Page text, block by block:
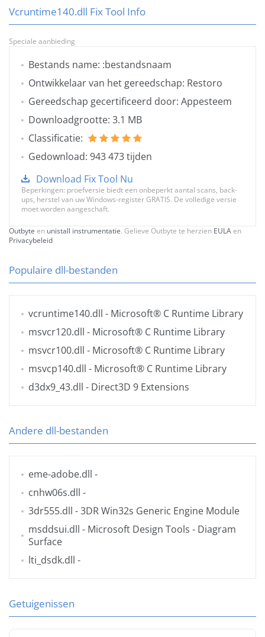
Vcruntime140.dll Fix Tool Info
Speciale aanbieding
Bestands name: :bestandsnaam
Ontwikkelaar van het gereedschap: Restoro
Gereedschap gecertificeerd door: Appesteem
Downloadgrootte: 3.1 MB
Classificatie:
Gedownload: 943 473 tijden
Download Fix Tool Nu
Beperkingen: proefversie biedt een onbeperkt aantal scans, back-
ups, herstel van uw Windows-register GRATIS. De volledige versie
moet worden aangeschaft.
Outbyte en unistall instrumentatie. Gelieve Outbyte te herzien EULAen
Privacybeleid
Populaire dll-bestanden
vcruntime140.dll - Microsoft® C Runtime Library
msvcr120.dll - Microsoft® C Runtime Library
msvcr100.dll - Microsoft® C Runtime Library
msvcp140.dll - Microsoft® C Runtime Library
d3dx9_43.dll - Direct3D 9 Extensions
Andere dll-bestanden
eme-adobe.dll -
cnhw06s.dll -
3dr555.dll - 3DR Win32s Generic Engine Module
msddsui.dll - Microsoft Design Tools - Diagram
Surface
lti_dsdk.dll -
Getuigenissen